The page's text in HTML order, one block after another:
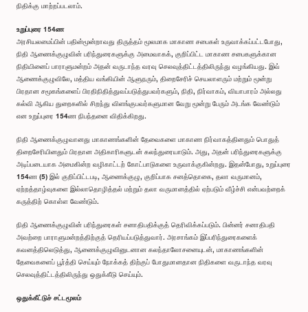
நிதிக்கு மாற்றப்படலாம்.
உறுப்புரை 154ண
அரசியலமைப்பின் பதின்மூன்றாவது திருத்தம் மூலமாக மாகாண சபைகள் உருவாக்கப்பட்டபோது,
நிதி ஆணைக்குழுவின் பரிந்துரைகளுக்கு அமைவாகக், குறிப்பிட்ட மாகாண சபைகளுக்கான
நிதியினைப் பாராளுமன்றம் அதன் வருடாந்த வரவு செலவுத்திட்டத்திலிருந்து வழங்கியது. இவ்
ஆணைக்குழுவிலே, மத்திய வங்கியின் ஆளுநரும், திறைசேரிச் செயலாளரும் மற்றும் மூன்று
பிரதான சமூகங்களைப் பிரதிநிதித்துவப்படுத்துபவர்களும், நிதி, நிர்வாகம், வியாபாரம் அல்லது
கல்வி ஆகிய துறைகளில் சிறந்து விளங்குபவர்களுமான வேறு மூன்று பேரும் அடங்க வேண்டும்
என உறுப்புரை 154ண நிபந்தனை விதிக்கிறது.
நிதி ஆணைக்குழுவானது மாகாணங்களின் தேவைகளை மாகாண நிர்வாகத்தினதும் பொதுத்
திறைசேரியினதும் பிரதான அதிகாரிகளுடன் கலந்துரையாடும். அது, அதன் பரிந்துரைகளுக்கு
அடிப்படையாக அமைகின்ற வழிகாட்டற் கோட்பாடுகளை உருவாக்குகின்றது. இதன்போது, உறுப்புரை
154ண (5) இல் குறிப்பிட்டபடி, ஆணைக்குழு, குறிப்பாக சனத்தொகை, தலா வருமானம்,
ஏற்றத்தாழ்வுகளை இல்லாதொழித்தல் மற்றும் தலா வருமானத்தில் ஏற்படும் வீழ்ச்சி என்பவற்றைக்
கருத்திற் கொள்ள வேண்டும்.
நிதி ஆணைக்குழுவின் பரிந்துரைகள் சனாதிபதிக்குத் தெரிவிக்கப்படும். பின்னர் சனாதிபதி
அவற்றை பாராளுமன்றத்திற்குத் தெரியப்படுத்துவார். அரசாங்கம் இப்பரிந்துரைகளைக்
கவனத்திலெடுத்து, ஆணைக்குழுவினுடனான கலந்தாலோசனையுடன், மாகாணங்களின்
தேவைகளைப் பூர்த்தி செய்யும் நோக்கத் திற்குப் போதுமானதான நிதிகளை வருடாந்த வரவு
செலவுத்திட்டத்திலிருந்து ஒதுக்கீடு செய்யும்.
ஒதுக்கீட்டுச் சட்டமூலம்